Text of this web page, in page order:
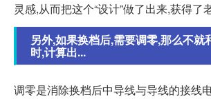
灵感,从而把这个“设计”做了出来,获得了
另外,如果换档后,需要调零,那么不就
时,计算出...
调零是消除换档后中导线与导线的接线